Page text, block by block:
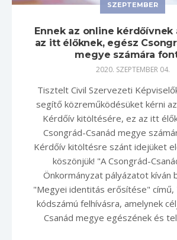
SZEPTEMBER
Ennek az online kérdőívnek
az itt élőknek, egész
megye számára
2020. SZEPTEMBER 04.
Tisztelt Civil Szervezeti
segítő közreműködésüket kérni
Kérdőív kitöltésére, ez az itt
Csongrád-Csanád megye
Kérdőív kitöltésre szánt idejüket
köszönjük! "A Csongrád-
Önkormányzat pályázatot kíván
"Megyei identitás erősítése" című,
kódszámú felhívásra, amelynek
Csanád megye egészének és